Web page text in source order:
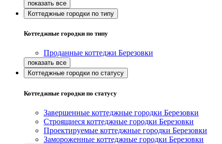
Коттеджные городки по типу
Коттеджные городки по типу
Проданные коттеджи Березовки
Коттеджные городки по статусу
Коттеджные городки по статусу
Завершенные коттеджные городки Березовки
Строящиеся коттеджные городки Березовки
Проектируемые коттеджные городки Березовки
Замороженные коттеджные городки Березовки